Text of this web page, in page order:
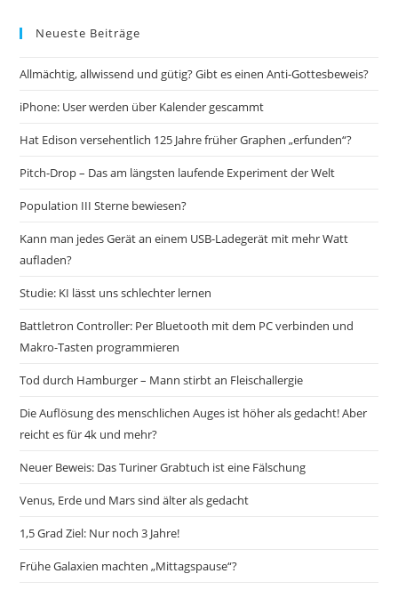
Neueste Beiträge
Allmächtig, allwissend und gütig? Gibt es einen Anti-Gottesbeweis?
iPhone: User werden über Kalender gescammt
Hat Edison versehentlich 125 Jahre früher Graphen „erfunden“?
Pitch-Drop – Das am längsten laufende Experiment der Welt
Population III Sterne bewiesen?
Kann man jedes Gerät an einem USB-Ladegerät mit mehr Watt
aufladen?
Studie: KI lässt uns schlechter lernen
Battletron Controller: Per Bluetooth mit dem PC verbinden und
Makro-Tasten programmieren
Tod durch Hamburger – Mann stirbt an Fleischallergie
Die Auflösung des menschlichen Auges ist höher als gedacht! Aber
reicht es für 4k und mehr?
Neuer Beweis: Das Turiner Grabtuch ist eine Fälschung
Venus, Erde und Mars sind älter als gedacht
1,5 Grad Ziel: Nur noch 3 Jahre!
Frühe Galaxien machten „Mittagspause“?